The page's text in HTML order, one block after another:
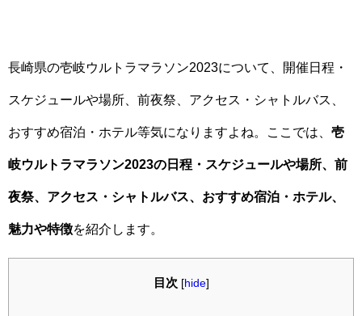
長崎県の壱岐ウルトラマラソン2023について、開催日程・
スケジュールや場所、前夜祭、アクセス・シャトルバス、
おすすめ宿泊・ホテル等気になりますよね。ここでは、 壱
岐ウルトラマラソン2023の日程・スケジュールや場所、前
夜祭、アクセス・シャトルバス、おすすめ宿泊・ホテル、
魅力や特徴を紹介します。
目次 [hide]